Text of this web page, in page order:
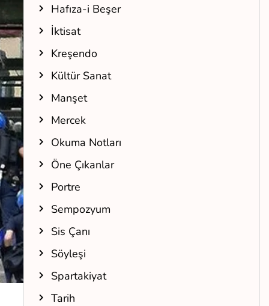
Hafıza-i Beşer
İktisat
Kreşendo
Kültür Sanat
Manşet
Mercek
Okuma Notları
Öne Çıkanlar
Portre
Sempozyum
Sis Çanı
Söyleşi
Spartakiyat
Tarih